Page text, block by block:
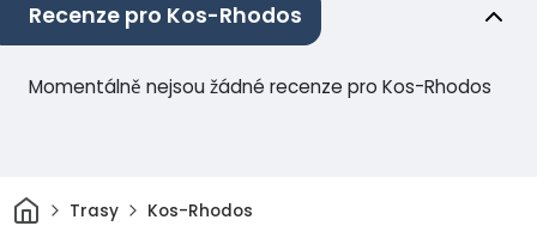
Recenze pro Kos-Rhodos
Momentálně nejsou žádné recenze pro Kos-Rhodos
Domov
Trasy Kos-Rhodos